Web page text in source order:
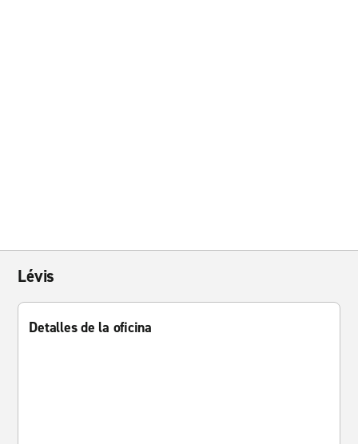
Lévis
Detalles de la oficina